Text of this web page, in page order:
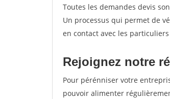
Toutes les demandes devis
Un processus qui permet de
en contact avec les
Rejoignez notre
Pour pérénniser votre
pouvoir alimenter